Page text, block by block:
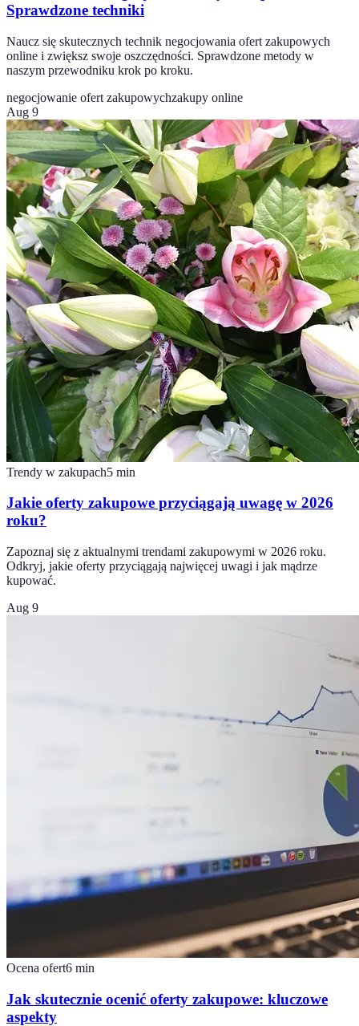
Sprawdzone techniki
Naucz się skutecznych technik negocjowania ofert zakupowych
online i zwiększ swoje oszczędności. Sprawdzone metody w
naszym przewodniku krok po kroku.
negocjowanie ofert zakupowychzakupy online
Aug 9
Trendy w zakupach5 min
Jakie oferty zakupowe przyciągają uwagę w 2026
roku?
Zapoznaj się z aktualnymi trendami zakupowymi w 2026 roku.
Odkryj, jakie oferty przyciągają najwięcej uwagi i jak mądrze
kupować.
Aug 9
Ocena ofert6 min
Jak skutecznie ocenić oferty zakupowe: kluczowe
aspekty